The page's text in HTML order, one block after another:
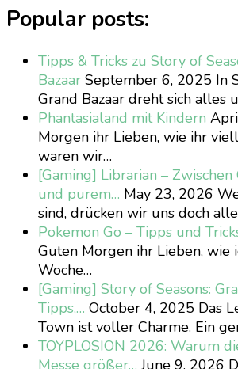
Popular posts:
Tipps & Tricks zu Story of
Bazaar September 6, 2025 In
Grand Bazaar dreht sich alles
Phantasialand mit Kindern
Morgen ihr Lieben, wie ihr
waren wir…
[Gaming] Librarian – Zwischen
und purem… May 23, 2026
sind, drücken wir uns doch
Pokemon Go – Tipps und
Guten Morgen ihr Lieben, wie
Woche…
[Gaming] Story of Seasons:
Tipps,… October 4, 2025 Das
Town ist voller Charme. Ein
TOYPLOSION 2026: Warum